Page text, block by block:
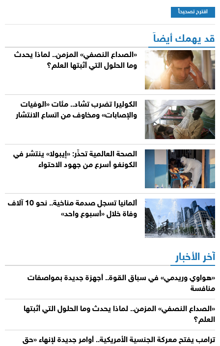
اقترح تصحيحاً
قد يهمك أيضاً
«الصداع النصفي» المزمن.. لماذا يحدث
وما الحلول التي أثبتها العلم؟
الكوليرا تضرب تشاد.. مئات «الوفيات
والإصابات» ومخاوف من اتساع الانتشار
الصحة العالمية تحذّر: «إيبولا» ينتشر في
الكونغو أسرع من جهود الاحتواء
ألمانيا تسجل صدمة مناخية.. نحو 10 آلاف
وفاة خلال «أسبوع واحد»
آخر الأخبار
«هواوي وريدمي» في سباق القوة.. أجهزة جديدة بمواصفات
منافسة
«الصداع النصفي» المزمن.. لماذا يحدث وما الحلول التي أثبتها
العلم؟
ترامب يفتح معركة الجنسية الأمريكية.. أوامر جديدة لإنهاء «حق